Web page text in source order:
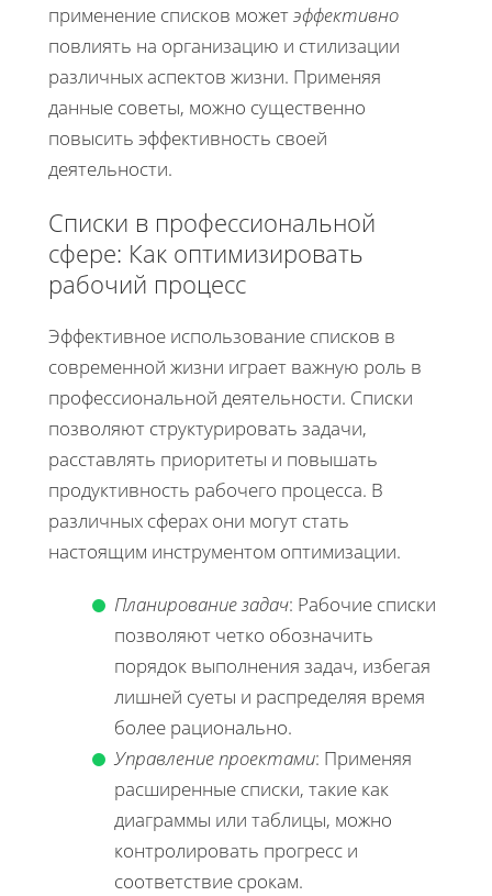
применение списков можетэффективно
повлиять на организацию и стилизации
различных аспектов жизни. Применяя
данные советы, можно существенно
повысить эффективность своей
деятельности.
Списки в профессиональной
сфере: Как оптимизировать
рабочий процесс
Эффективное использование списков в
современной жизни играет важную роль в
профессиональной деятельности. Списки
позволяют структурировать задачи,
расставлять приоритеты и повышать
продуктивность рабочего процесса. В
различных сферах они могут стать
настоящим инструментом оптимизации.
Планирование задач: Рабочие списки
позволяют четко обозначить
порядок выполнения задач, избегая
лишней суеты и распределяя время
более рационально.
Управление проектами: Применяя
расширенные списки, такие как
диаграммы или таблицы, можно
контролировать прогресс и
соответствие срокам.